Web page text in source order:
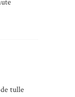
tulle